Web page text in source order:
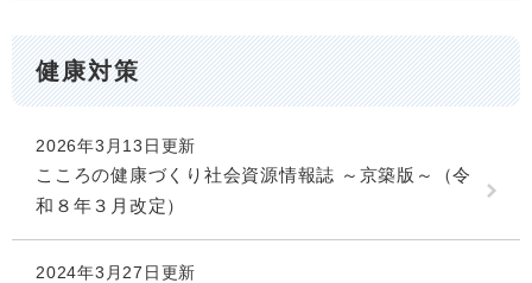
健康対策
2026年3月13日更新
こころの健康づくり社会資源情報誌 ～京築版～（令
和８年３月改定）
2024年3月27日更新